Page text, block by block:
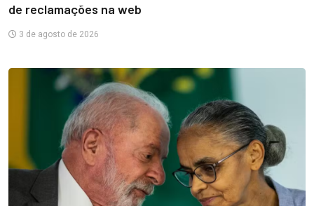
de reclamações na web
3 de agosto de 2026